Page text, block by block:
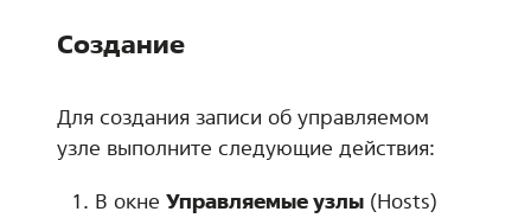
Создание
Для создания записи об управляемом
узле выполните следующие действия:
В окне Управляемые узлы (Hosts)